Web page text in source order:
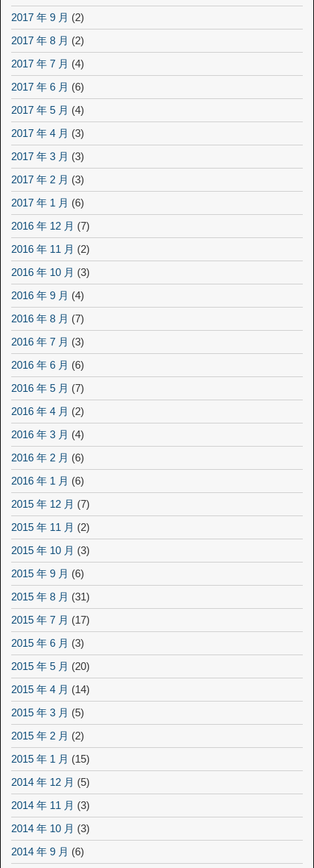
2017 年 9 月 (2)
2017 年 8 月 (2)
2017 年 7 月 (4)
2017 年 6 月 (6)
2017 年 5 月 (4)
2017 年 4 月 (3)
2017 年 3 月 (3)
2017 年 2 月 (3)
2017 年 1 月 (6)
2016 年 12 月 (7)
2016 年 11 月 (2)
2016 年 10 月 (3)
2016 年 9 月 (4)
2016 年 8 月 (7)
2016 年 7 月 (3)
2016 年 6 月 (6)
2016 年 5 月 (7)
2016 年 4 月 (2)
2016 年 3 月 (4)
2016 年 2 月 (6)
2016 年 1 月 (6)
2015 年 12 月 (7)
2015 年 11 月 (2)
2015 年 10 月 (3)
2015 年 9 月 (6)
2015 年 8 月 (31)
2015 年 7 月 (17)
2015 年 6 月 (3)
2015 年 5 月 (20)
2015 年 4 月 (14)
2015 年 3 月 (5)
2015 年 2 月 (2)
2015 年 1 月 (15)
2014 年 12 月 (5)
2014 年 11 月 (3)
2014 年 10 月 (3)
2014 年 9 月 (6)